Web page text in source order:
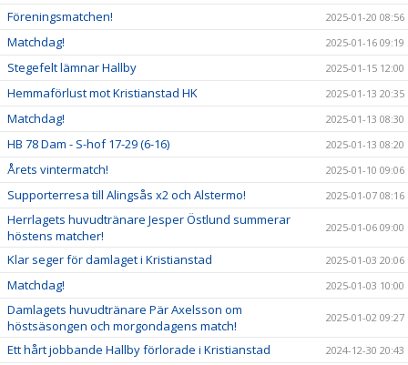
Föreningsmatchen! 2025-01-20 08:56
Matchdag! 2025-01-16 09:19
Stegefelt lämnar Hallby 2025-01-15 12:00
Hemmaförlust mot Kristianstad HK 2025-01-13 20:35
Matchdag! 2025-01-13 08:30
HB 78 Dam - S-hof 17-29 (6-16) 2025-01-13 08:20
Årets vintermatch! 2025-01-10 09:06
Supporterresa till Alingsås x2 och Alstermo! 2025-01-07 08:16
Herrlagets huvudtränare Jesper Östlund summerar
höstens matcher!
2025-01-06 09:00
Klar seger för damlaget i Kristianstad 2025-01-03 20:06
Matchdag! 2025-01-03 10:00
Damlagets huvudtränare Pär Axelsson om
höstsäsongen och morgondagens match!
2025-01-02 09:27
Ett hårt jobbande Hallby förlorade i Kristianstad 2024-12-30 20:43